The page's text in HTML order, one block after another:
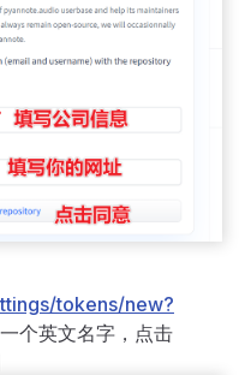
tokens/new?
个英文名字，点击